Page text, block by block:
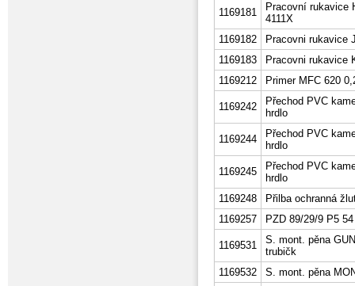
1169181
Pracovní rukavice
4111X
1169182
Pracovni rukavice
1169183
Pracovni rukavice
1169212
Primer MFC 620
1169242
Přechod PVC
hrdlo
1169244
Přechod PVC
hrdlo
1169245
Přechod PVC
hrdlo
1169248
Přilba ochranná
1169257
PZD 89/29/9 P5
1169531
S. mont. pěna
trubičk
1169532
S. mont. pěna